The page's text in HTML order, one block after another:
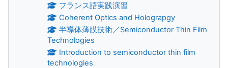
フランス語実践演習
Coherent Optics and Holograpgy
半導体薄膜技術／Semiconductor Thin Film
Technologies
Introduction to semiconductor thin film
technologies